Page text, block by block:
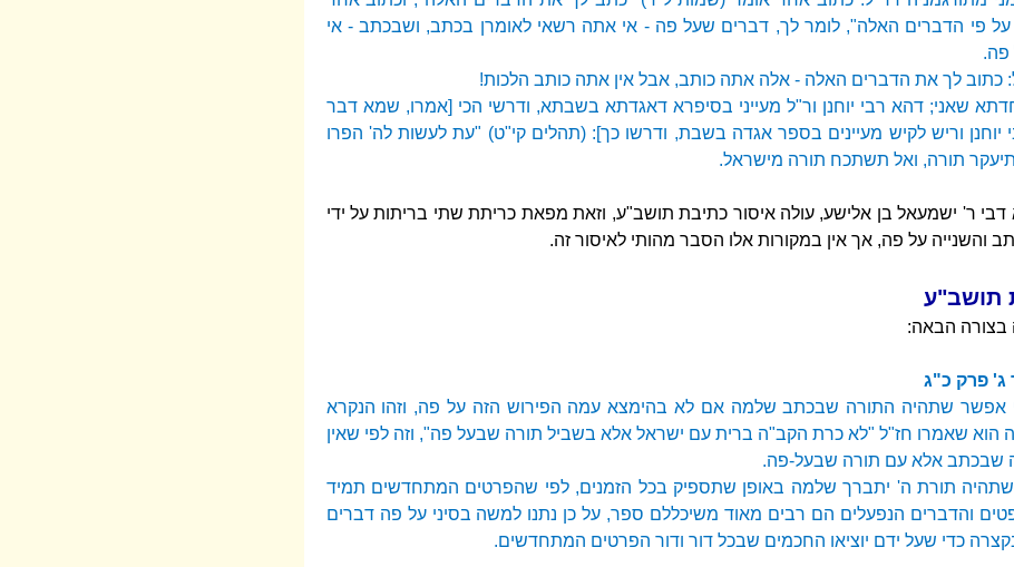
פי הדברים האלה", לומר לך, דברים שעל פה - אי אתה רשאי לאומרן בכתב, ושבכתב - אי
פה.
כתוב לך את הדברים האלה - אלה אתה כותב, אבל אין אתה כותב הלכות!
שאני; דהא רבי יוחנן ור"ל מעייני בסיפרא דאגדתא בשבתא, ודרשי הכי [אמרו, שמא דבר
יוחנן וריש לקיש מעיינים בספר אגדה בשבת, ודרשו כך]: (תהלים קי"ט) "עת לעשות לה' הפרו
תורה, ואל תשתכח תורה מישראל.
ר' ישמעאל בן אלישע, עולה איסור כתיבת תושב"ע, וזאת מפאת כריתת שתי בריתות על ידי
על פה, אך אין במקורות אלו הסבר מהותי לאיסור זה.
תושב"ע
בצורה הבאה:
ג' פרק כ"ג
אפשר שתהיה התורה שבכתב שלמה אם לא בהימצא עמה הפירוש הזה על פה, וזהו הנקרא
הוא שאמרו חז"ל "לא כרת הקב"ה ברית עם ישראל אלא בשביל תורה שבעל פה", וזה לפי שאין
שבכתב אלא עם תורה שבעל-פה.
שתהיה תורת ה' יתברך שלמה באופן שתספיק בכל הזמנים, לפי שהפרטים המתחדשים תמיד
והדברים הנפעלים הם רבים מאוד משיכללם ספר, על כן נתנו למשה בסיני על פה דברים
כדי שעל ידם יוציאו החכמים שבכל דור ודור הפרטים המתחדשים.